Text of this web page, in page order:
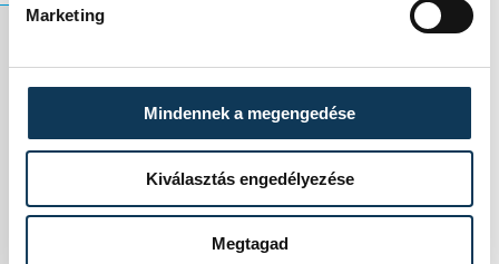
Marketing
Mindennek a megengedése
Kiválasztás engedélyezése
Megtagad
„Megütött a
semmiből. Azonnal
visszakapta –
szétrepedt a szeme.